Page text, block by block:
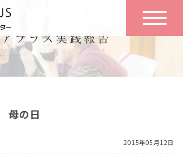
一日の流れ
母の日
2015年05月12日